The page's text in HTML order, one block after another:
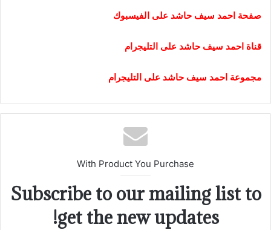
صفحة احمد سيف حاشد على الفيسبوك
قناة احمد سيف حاشد على التليجرام
مجموعة احمد سيف حاشد على التليجرام
With Product You Purchase
Subscribe to our mailing list to
get the new updates!